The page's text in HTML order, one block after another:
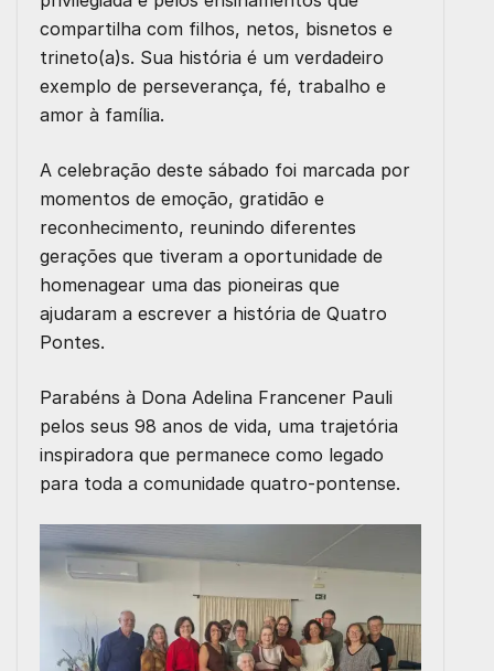
compartilha com filhos, netos, bisnetos e
trineto(a)s. Sua história é um verdadeiro
exemplo de perseverança, fé, trabalho e
amor à família.
A celebração deste sábado foi marcada por
momentos de emoção, gratidão e
reconhecimento, reunindo diferentes
gerações que tiveram a oportunidade de
homenagear uma das pioneiras que
ajudaram a escrever a história de Quatro
Pontes.
Parabéns à Dona Adelina Francener Pauli
pelos seus 98 anos de vida, uma trajetória
inspiradora que permanece como legado
para toda a comunidade quatro-pontense.